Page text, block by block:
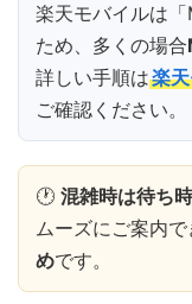
楽天モバイルは
ため、多くの場合
詳しい手順は楽
ご確認ください。
🕐 混雑時は待ち
ムーズにご案内で
めです。